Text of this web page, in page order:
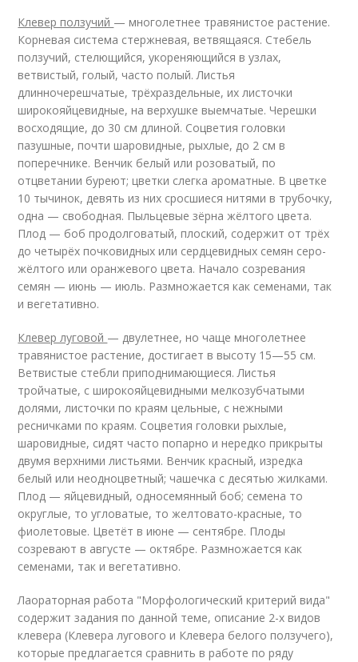
Клевер ползучий — многолетнее травянистое растение.
Корневая система стержневая, ветвящаяся. Стебель
ползучий, стелющийся, укореняющийся в узлах,
ветвистый, голый, часто полый. Листья
длинночерешчатые, трёхраздельные, их листочки
широкояйцевидные, на верхушке выемчатые. Черешки
восходящие, до 30 см длиной. Соцветия головки
пазушные, почти шаровидные, рыхлые, до 2 см в
поперечнике. Венчик белый или розоватый, по
отцветании буреют; цветки слегка ароматные. В цветке
10 тычинок, девять из них сросшиеся нитями в трубочку,
одна — свободная. Пыльцевые зёрна жёлтого цвета.
Плод — боб продолговатый, плоский, содержит от трёх
до четырёх почковидных или сердцевидных семян серо-
жёлтого или оранжевого цвета. Начало созревания
семян — июнь — июль. Размножается как семенами, так
и вегетативно.
Клевер луговой — двулетнее, но чаще многолетнее
травянистое растение, достигает в высоту 15—55 см.
Ветвистые стебли приподнимающиеся. Листья
тройчатые, с широкояйцевидными мелкозубчатыми
долями, листочки по краям цельные, с нежными
ресничками по краям. Соцветия головки рыхлые,
шаровидные, сидят часто попарно и нередко прикрыты
двумя верхними листьями. Венчик красный, изредка
белый или неодноцветный; чашечка с десятью жилками.
Плод — яйцевидный, односемянный боб; семена то
округлые, то угловатые, то желтовато-красные, то
фиолетовые. Цветёт в июне — сентябре. Плоды
созревают в августе — октябре. Размножается как
семенами, так и вегетативно.
Лаораторная работа "Морфологический критерий вида"
содержит задания по данной теме, описание 2-х видов
клевера (Клевера лугового и Клевера белого ползучего),
которые предлагается сравнить в работе по ряду